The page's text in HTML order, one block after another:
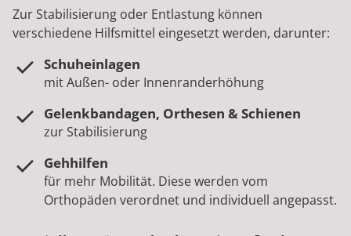
Zur Stabilisierung oder Entlastung können
verschiedene Hilfsmittel eingesetzt werden, darunter:
Schuheinlagen
mit Außen- oder Innenranderhöhung
Gelenkbandagen, Orthesen & Schienen
zur Stabilisierung
Gehhilfen
für mehr Mobilität. Diese werden vom
Orthopäden verordnet und individuell angepasst.